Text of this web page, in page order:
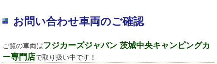
お問い合わせ車両のご確認
ご覧の車両はフジカーズジャパン 茨城中央キャンピングカ
ー専門店で取り扱い中です！